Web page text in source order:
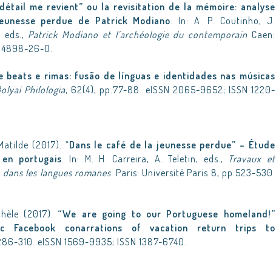
me revient” ou la revisitation de la mémoire: analyse
perdue de Patrick Modiano. In: A. P. Coutinho, J.
Patrick Modiano et l’archéologie du contemporainCaen:
26-0.
beats e rimas: fusão de línguas e identidades nas músicas
Philologia, 62(4), pp.77-88. eISSN 2065-9652; ISSN 1220-
(2017). “Dans le café de la jeunesse perdue” – Étude
portugais. In: M. H. Carreira, A. Teletin, eds.,
Travaux et
les langues romanes. Paris: Université Paris 8, pp.523-530.
(2017).“We are going to our Portuguese homeland!”
Facebook conarrations of vacation return trips to
310. eISSN 1569-9935; ISSN 1387-6740.